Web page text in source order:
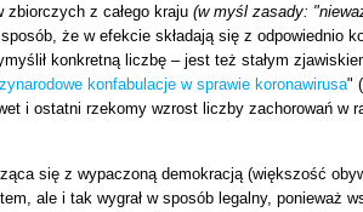
zbiorczych z całego kraju (w myśl zasady:
że w efekcie składają się z odpowiednio
konkretną liczbę – jest też stałym
konfabulacje w sprawie koronawirusa"
i ostatni rzekomy wzrost liczby zachorowań w
się z wypaczoną demokracją (większość
ale i tak wygrał w sposób legalny, ponieważ